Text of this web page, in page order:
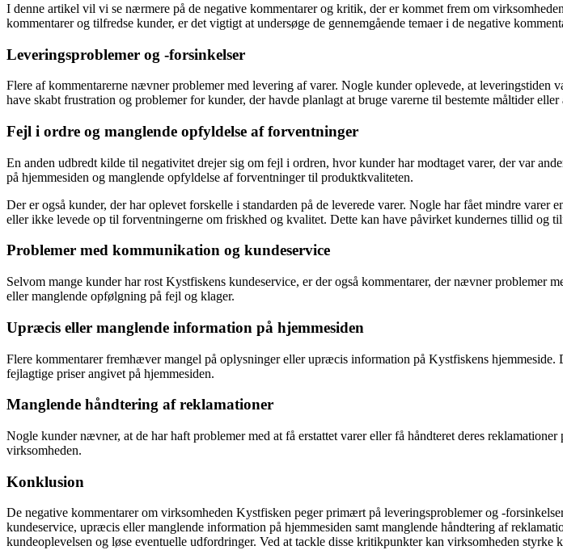
I denne artikel vil vi se nærmere på de negative kommentarer og kritik, der er kommet frem om
kommentarer og tilfredse kunder, er det vigtigt at undersøge de gennemgående temaer i de negative
Leveringsproblemer og -forsinkelser
Flere af kommentarerne nævner problemer med levering af varer. Nogle kunder oplevede, at leveringstiden
have skabt frustration og problemer for kunder, der havde planlagt at bruge varerne til bestemte måltider eller
Fejl i ordre og manglende opfyldelse af forventninger
En anden udbredt kilde til negativitet drejer sig om fejl i ordren, hvor kunder har modtaget varer, der var
på hjemmesiden og manglende opfyldelse af forventninger til produktkvaliteten.
Der er også kunder, der har oplevet forskelle i standarden på de leverede varer. Nogle har fået mindre
eller ikke levede op til forventningerne om friskhed og kvalitet. Dette kan have påvirket kundernes tillid og
Problemer med kommunikation og kundeservice
Selvom mange kunder har rost Kystfiskens kundeservice, er der også kommentarer, der nævner problemer
eller manglende opfølgning på fejl og klager.
Upræcis eller manglende information på hjemmesiden
Flere kommentarer fremhæver mangel på oplysninger eller upræcis information på Kystfiskens
fejlagtige priser angivet på hjemmesiden.
Manglende håndtering af reklamationer
Nogle kunder nævner, at de har haft problemer med at få erstattet varer eller få håndteret deres
virksomheden.
Konklusion
De negative kommentarer om virksomheden Kystfisken peger primært på leveringsproblemer og -
kundeservice, upræcis eller manglende information på hjemmesiden samt manglende håndtering af
kundeoplevelsen og løse eventuelle udfordringer. Ved at tackle disse kritikpunkter kan virksomheden styrke